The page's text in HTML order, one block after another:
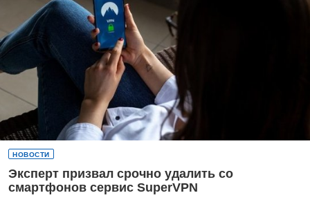
НОВОСТИ
Эксперт призвал срочно удалить со
смартфонов сервис SuperVPN